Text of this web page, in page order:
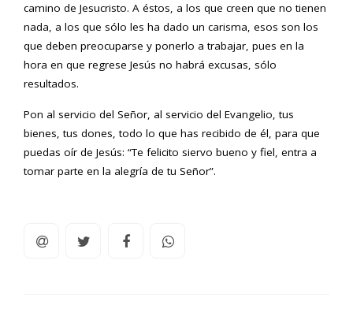
camino de Jesucristo. A éstos, a los que creen que no tienen
nada, a los que sólo les ha dado un carisma, esos son los
que deben preocuparse y ponerlo a trabajar, pues en la
hora en que regrese Jesús no habrá excusas, sólo
resultados.
Pon al servicio del Señor, al servicio del Evangelio, tus
bienes, tus dones, todo lo que has recibido de él, para que
puedas oír de Jesús: “Te felicito siervo bueno y fiel, entra a
tomar parte en la alegría de tu Señor”.